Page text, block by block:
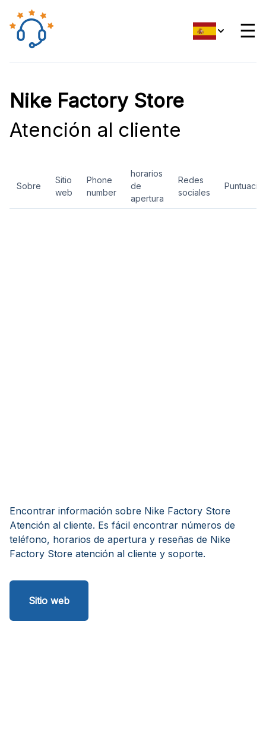
☰
Nike Factory Store
Atención al cliente
Sobre
Sitio
web
Phone
number
horarios
de
apertura
Redes
sociales
Encontrar información sobre Nike Factory Store
Atención al cliente. Es fácil encontrar números de
teléfono, horarios de apertura y reseñas de Nike
Factory Store atención al cliente y soporte.
Sitio web